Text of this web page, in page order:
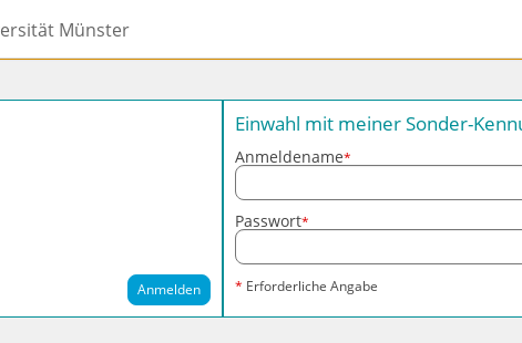
Münster
Anmelden
Einwahl mit meiner Sonder-
Anmeldename*
Passwort*
* Erforderliche Angabe